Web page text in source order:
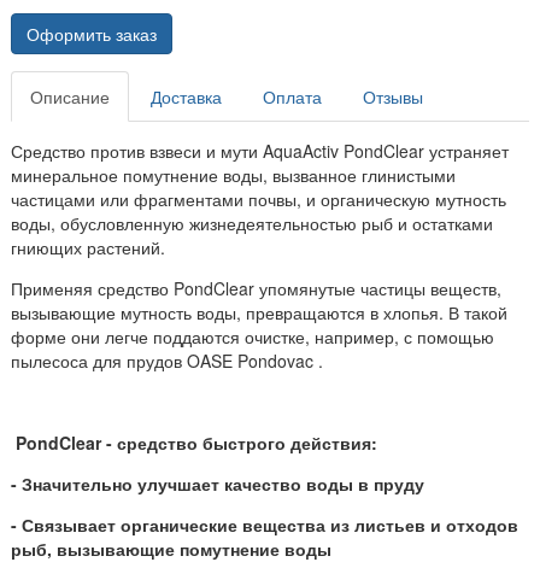
Оформить заказ
Описание Доставка Оплата Отзывы
Средство против взвеси и мути AquaActiv PondClear устраняет
минеральное помутнение воды, вызванное глинистыми
частицами или фрагментами почвы, и органическую мутность
воды, обусловленную жизнедеятельностью рыб и остатками
гниющих растений.
Применяя средство PondClear упомянутые частицы веществ,
вызывающие мутность воды, превращаются в хлопья. В такой
форме они легче поддаются очистке, например, с помощью
пылесоса для прудов OASE Pondovac .
PondClear - средство быстрого действия:
- Значительно улучшает качество воды в пруду
- Связывает органические вещества из листьев и отходов
рыб, вызывающие помутнение воды